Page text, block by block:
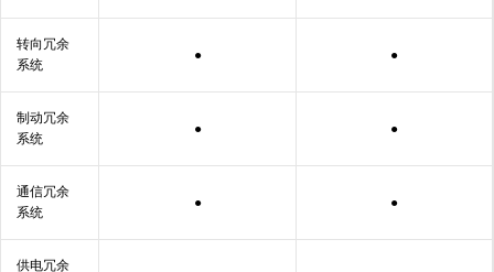
转向冗余
系统
● ●
制动冗余
系统
● ●
通信冗余
系统
● ●
供电冗余